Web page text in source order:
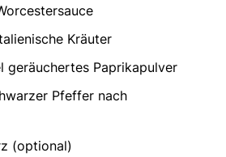
Kräuter
geräuchertes Paprikapulver
Pfeffer nach
(optional)